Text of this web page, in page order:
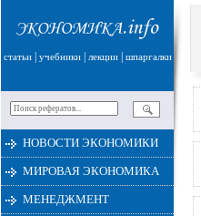
статьи| учебники| лекции| шпаргалки
НОВОСТИ ЭКОНОМИКИ
МИРОВАЯ ЭКОНОМИКА
МЕНЕДЖМЕНТ